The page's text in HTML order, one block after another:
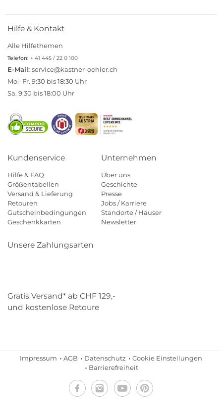
Hilfe & Kontakt
Alle Hilfethemen
Telefon: + 41 445 / 22 0 100
E-Mail: service@kastner-oehler.ch
Mo.–Fr. 9:30 bis 18:30 Uhr
Sa. 9:30 bis 18:00 Uhr
Kundenservice
Hilfe & FAQ
Größentabellen
Versand & Lieferung
Retouren
Gutscheinbedingungen
Geschenkkarten
Unternehmen
Über uns
Geschichte
Presse
Jobs / Karriere
Standorte / Häuser
Newsletter
Unsere Zahlungsarten
Gratis Versand* ab CHF 129,-
und kostenlose Retoure
Impressum AGB Datenschutz
Cookie Einstellungen
Barrierefreiheit